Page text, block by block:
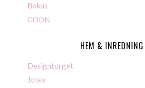
Bokus
CDON
HEM & INREDNING
Designtorget
Jotex